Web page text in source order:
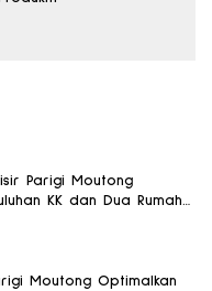
Parigi Moutong
KK dan Dua Rumah
Moutong Optimalkan